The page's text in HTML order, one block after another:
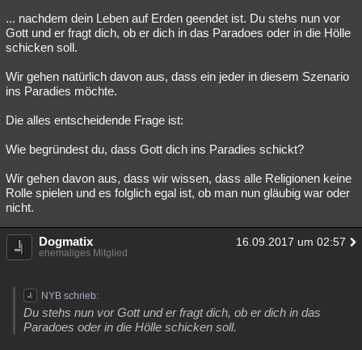
Spiritualität Verschwörungen Technologie Ufologie
Natur Umfragen
weitere Rubriken
Philosophie Träume
Astronomie Helpdesk Gruppen
Musik
Übersichten
Besucht
Lesenswert
... nachdem dein Leben auf Erden geendet ist. Du stehs nun vor
Gott und er fragt dich, ob er dich in das Paradoes oder in die Hölle
schicken soll.
Wir gehen natürlich davon aus, dass ein jeder in diesem Szenario
ins Paradies möchte.
Die alles entscheidende Frage ist:
Wie begründest du, dass Gott dich ins Paradies schickt?
Wir gehen davon aus, dass wir wissen, dass alle Religionen keine
Rolle spielen und es folglich egal ist, ob man nun gläubig war oder
nicht.
Dogmatix 16.09.2017 um 02:57
ehemaliges Mitglied
NYB schrieb:
Du stehs nun vor Gott und er fragt dich, ob er dich in das
Paradoes oder in die Hölle schicken soll.